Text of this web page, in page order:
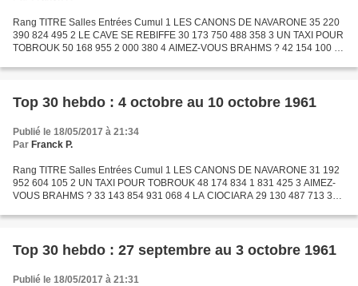
Rang TITRE Salles Entrées Cumul 1 LES CANONS DE NAVARONE 35 220
390 824 495 2 LE CAVE SE REBIFFE 30 173 750 488 358 3 UN TAXI POUR
TOBROUK 50 168 955 2 000 380 4 AIMEZ-VOUS BRAHMS ? 42 154 100 1
Top 30 hebdo : 4 octobre au 10 octobre 1961
Publié le 18/05/2017 à 21:34
Par Franck P.
Rang TITRE Salles Entrées Cumul 1 LES CANONS DE NAVARONE 31 192
952 604 105 2 UN TAXI POUR TOBROUK 48 174 834 1 831 425 3 AIMEZ-
VOUS BRAHMS ? 33 143 854 931 068 4 LA CIOCIARA 29 130 487 713 360
Top 30 hebdo : 27 septembre au 3 octobre 1961
Publié le 18/05/2017 à 21:31